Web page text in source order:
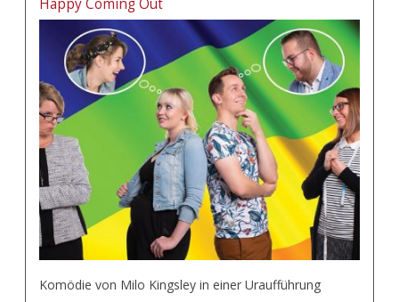
Happy Coming Out
Komödie von Milo Kingsley in einer Uraufführung